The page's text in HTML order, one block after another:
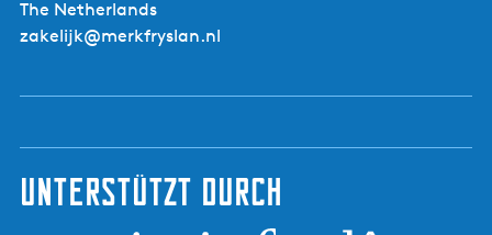
The Netherlands
zakelijk@merkfryslan.nl
Unterstützt durch